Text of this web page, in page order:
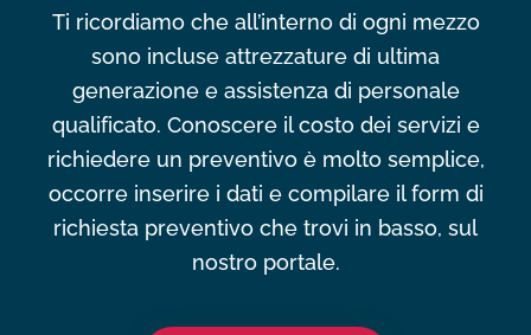
Ti ricordiamo che all’interno di ogni mezzo
sono incluse attrezzature di ultima
generazione e assistenza di personale
qualificato. Conoscere il costo dei servizi e
richiedere un preventivo è molto semplice,
occorre inserire i dati e compilare il form di
richiesta preventivo che trovi in basso, sul
nostro portale.